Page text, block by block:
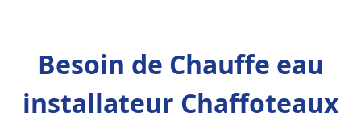
Besoin de Chauffe eau
installateur Chaffoteaux